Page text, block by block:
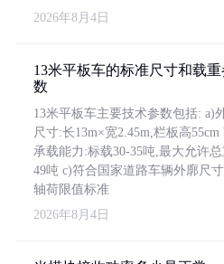
2026年8月4日
13米平板车的标准尺寸和载重
数
13米平板车主要技术参数包括: a)
尺寸:长13m×宽2.45m,栏板高55cm
承载能力:标载30-35吨,最大允许
49吨 c)符合国家道路车辆外廓尺寸
轴荷限值标准
2026年8月4日